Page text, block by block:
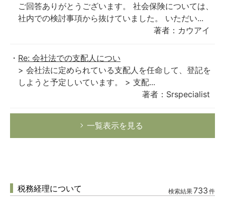
ご回答ありがとうございます。 社会保険については、
社内での検討事項から抜けていました。 いただい...
著者：カウアイ
Re: 会社法での支配人につい
> 会社法に定められている支配人を任命して、登記を
しようと予定しいています。 > 支配...
著者：Srspecialist
一覧表示を見る
税務経理について 検索結果733 件